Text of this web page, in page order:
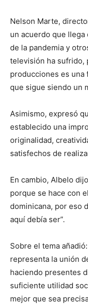
Nelson Marte,
un acuerdo que
de la pandemia y
televisión ha sufrido,
producciones es una
que sigue siendo un
Asimismo, expresó
establecido una
originalidad,
satisfechos de
En cambio, Albelo
porque se hace con
dominicana, por eso
aquí debía ser”.
Sobre el tema
representa la unión
haciendo presentes
suficiente utilidad
mejor que sea